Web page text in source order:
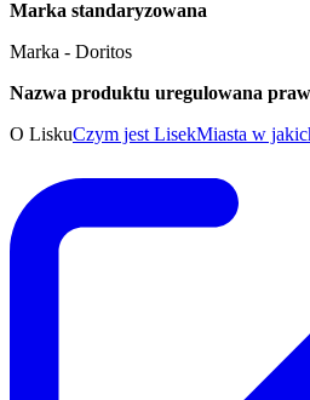
Marka standaryzowana
Marka - Doritos
Nazwa produktu uregulowana
O LiskuCzym jest LisekMiasta w